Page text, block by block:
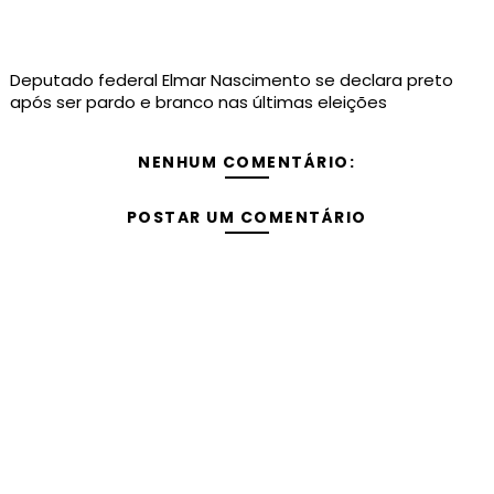
Deputado federal Elmar Nascimento se declara preto
após ser pardo e branco nas últimas eleições
NENHUM COMENTÁRIO:
POSTAR UM COMENTÁRIO